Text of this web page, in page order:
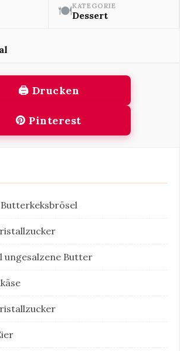
🍽KATEGORIE
Dessert
🖨 Drucken
Pinterest
ungesalzene Butter